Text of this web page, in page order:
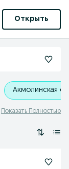
Открыть
Акмолинская
Показать Полностью